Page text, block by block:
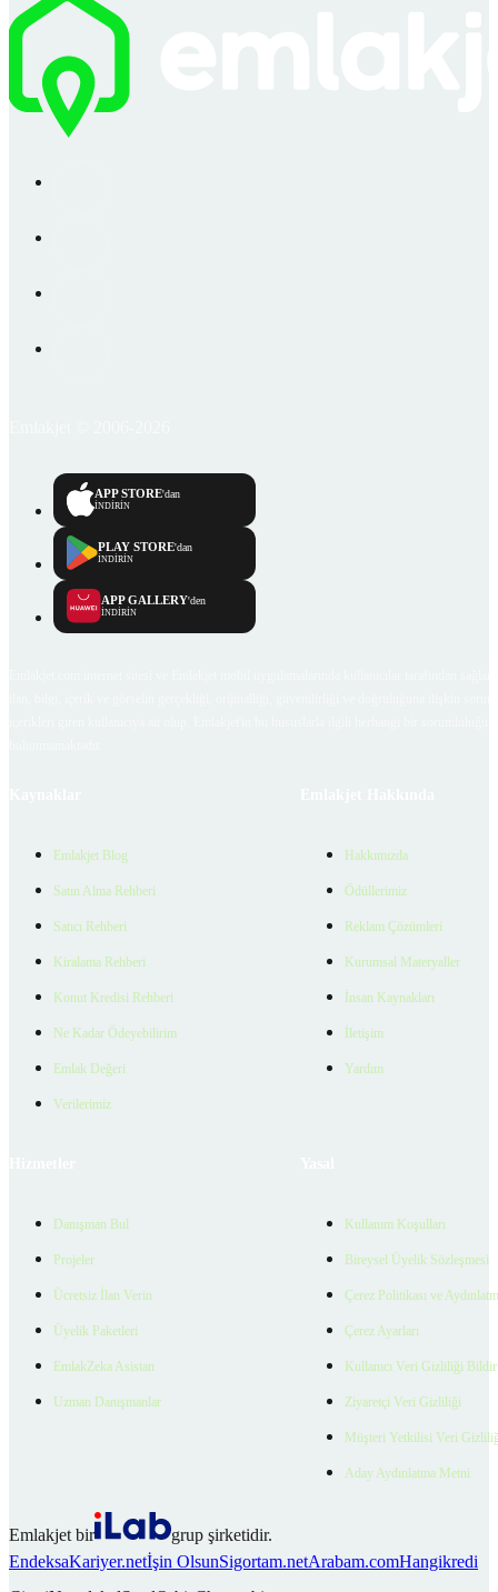
APP STORE'dan
İNDİRİN
PLAY STORE'dan
İNDİRİN
APP GALLERY'den
İNDİRİN
Emlakjet Blog
Satın Alma Rehberi
Satıcı Rehberi
Kiralama Rehberi
Konut Kredisi Rehberi
Ne Kadar Ödeyebilirim
Emlak Değeri
Verilerimiz
Hakkımızda
Ödüllerimiz
Reklam Çözümleri
Kurumsal Materyaller
İnsan Kaynakları
İletişim
Yardım
Danışman Bul
Projeler
Ücretsiz İlan Verin
Üyelik Paketleri
EmlakZeka Asistan
Uzman Danışmanlar
Kullanım Koşulları
Bireysel Üyelik Sözleşmesi
Çerez Politikası ve
Çerez Ayarları
Kullanıcı Veri Gizliliği
Ziyaretçi Veri Gizliliği
Müşteri Yetkilisi Veri
Aday Aydınlatma Metni
Emlakjet bir
grup şirketidir.
EndeksaKariyer.netİşin OlsunSigortam.netArabam.comHangikredi